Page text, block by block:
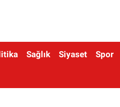
Sağlık Siyaset Spor